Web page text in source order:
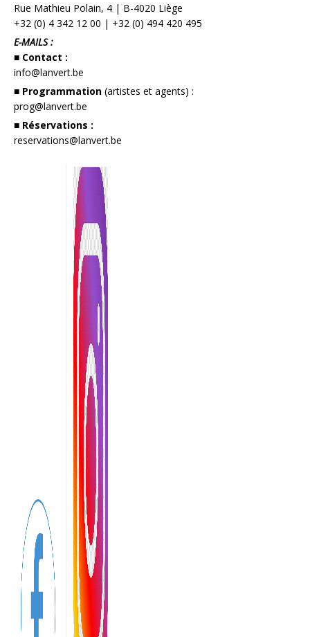
Rue Mathieu Polain, 4 | B-4020 Liège
+32 (0) 4 342 12 00 | +32 (0) 494 420 495
E-MAILS :
■ Contact :
info@lanvert.be
■ Programmation (artistes et agents) :
prog@lanvert.be
■ Réservations :
reservations@lanvert.be